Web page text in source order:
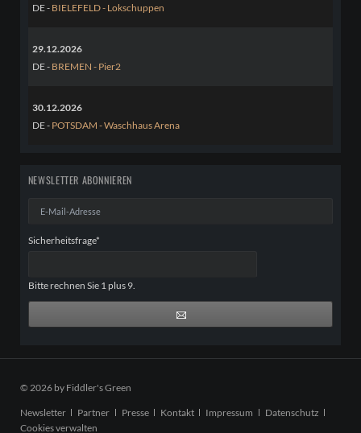
DE - BIELEFELD - Lokschuppen
29.12.2026
DE - BREMEN - Pier2
30.12.2026
DE - POTSDAM - Waschhaus Arena
NEWSLETTER ABONNIEREN
Adresse
Pflichtfeld
Sicherheitsfrage*
Bitte rechnen Sie 1 plus 9.
© 2026 by Fiddler's Green
Navigation
überspringen
Newsletter Partner Presse Kontakt Impressum
Datenschutz
Cookies verwalten